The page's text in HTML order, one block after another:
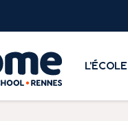
L'ÉCOLE